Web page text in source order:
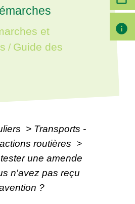
et
/ Guide des
> Transports -
routières >
une amende
n'avez pas reçu
?
info